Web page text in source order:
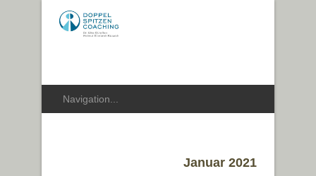
Januar 2021